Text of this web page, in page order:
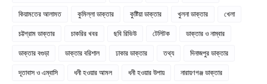
কিয়ামতের আলামত
কুমিল্লা ডাক্তার কুষ্টিয়া ডাক্তার খুলনা ডাক্তার
খেলা
চট্টগ্রাম ডাক্তার
চাকরির খবর ছবি রিভিউ টেলিটক
ডাক্তার ও নাম্বার
ডাক্তার বগুড়া
ডাক্তার বরিশাল ঢাকার ডাক্তার তথ্য
দিনাজপুর ডাক্তার
দূতাবাস ও এম্বাসি
ধনী হওয়ার আমল ধনী হওয়ার উপায়
নারায়ণগঞ্জ ডাক্তার